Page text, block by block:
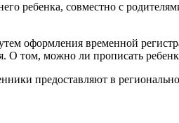
ребенка, совместно с
оформления временной
том, можно ли прописать
предоставляют в